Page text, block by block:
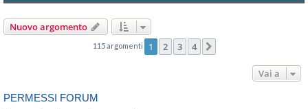
Nuovo argomento
115 argomenti 1 2 3 4
Vai a
PERMESSI FORUM